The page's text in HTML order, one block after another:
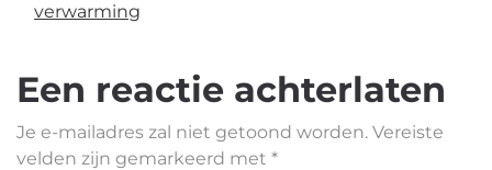
verwarming
Een reactie achterlaten
Je e-mailadres zal niet getoond worden. Vereiste
velden zijn gemarkeerd met *